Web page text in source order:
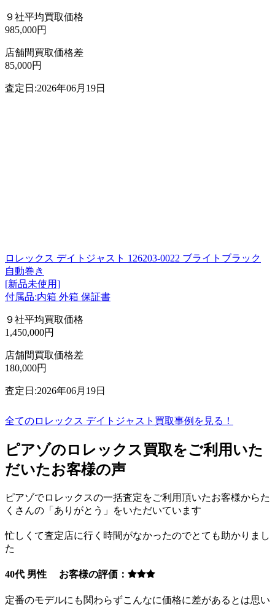
９社平均買取価格
985,000円
店舗間買取価格差
85,000円
査定日:2026年06月19日
ロレックス デイトジャスト 126203-0022 ブライトブラック
自動巻き
[新品未使用]
付属品:内箱 外箱 保証書
９社平均買取価格
1,450,000円
店舗間買取価格差
180,000円
査定日:2026年06月19日
全てのロレックス デイトジャスト買取事例を見る！
ピアゾのロレックス買取をご利用いた
だいたお客様の声
ピアゾでロレックスの一括査定をご利用頂いたお客様からた
くさんの「ありがとう」をいただいています
忙しくて査定店に行く時間がなかったのでとても助かりまし
た
40代 男性 お客様の評価：
定番のモデルにも関わらずこんなに価格に差があるとは思い